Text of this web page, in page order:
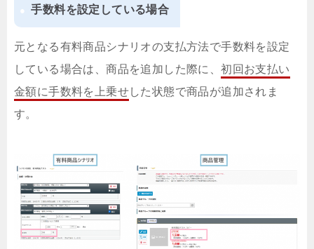
手数料を設定している場合
元となる有料商品シナリオの支払方法で手数料を設定
している場合は、商品を追加した際に、初回お支払い
金額に手数料を上乗せした状態で商品が追加されま
す。